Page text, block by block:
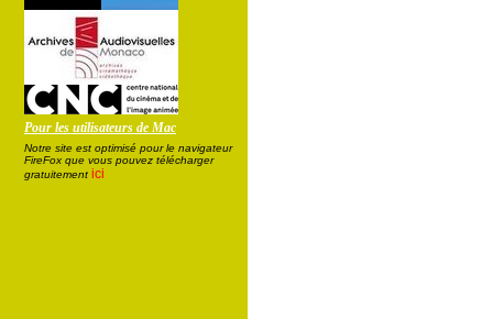
Pour les utilisateurs de Mac
Notre site est optimisé pour le navigateur
FireFox que vous pouvez télécharger
gratuitement ici